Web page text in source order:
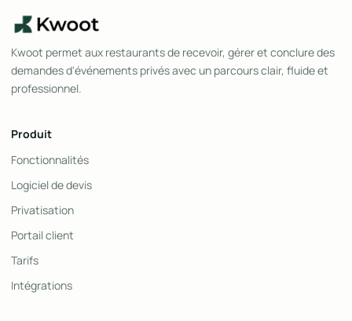
Kwoot permet aux restaurants de recevoir, gérer et conclure des
demandes d'événements privés avec un parcours clair, fluide et
professionnel.
Produit
Fonctionnalités
Logiciel de devis
Privatisation
Portail client
Tarifs
Intégrations